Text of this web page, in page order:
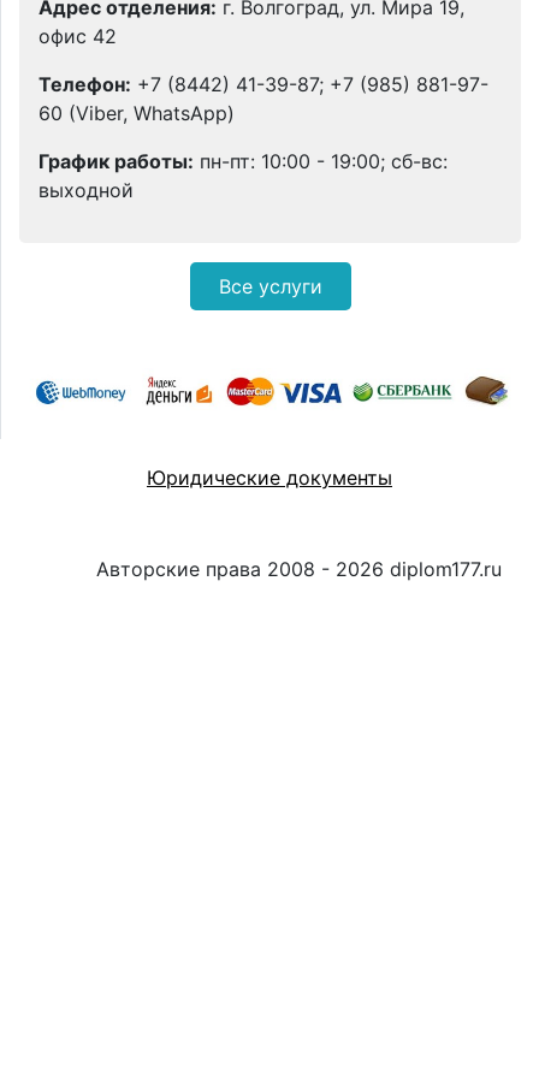
Адрес отделения: г. Волгоград, ул. Мира 19,
офис 42
Телефон: +7 (8442) 41-39-87; +7 (985) 881-97-
60 (Viber, WhatsApp)
График работы: пн-пт: 10:00 - 19:00; сб-вс:
выходной
Все услуги
Юридические документы
Авторские права 2008 - 2026 diplom177.ru